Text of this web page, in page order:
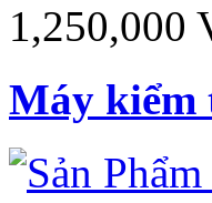
1,250,000
Máy kiểm